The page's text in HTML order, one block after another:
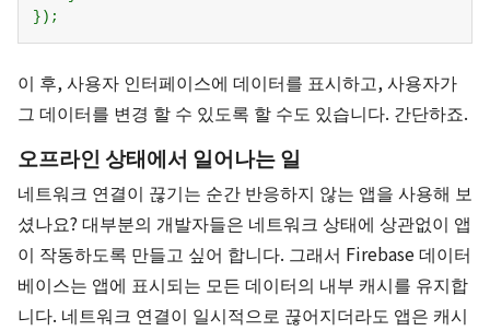
이 후, 사용자 인터페이스에 데이터를 표시하고, 사용자가
그 데이터를 변경 할 수 있도록 할 수도 있습니다. 간단하죠.
오프라인 상태에서 일어나는 일
네트워크 연결이 끊기는 순간 반응하지 않는 앱을 사용해 보
셨나요? 대부분의 개발자들은 네트워크 상태에 상관없이 앱
이 작동하도록 만들고 싶어 합니다. 그래서 Firebase 데이터
베이스는 앱에 표시되는 모든 데이터의 내부 캐시를 유지합
니다. 네트워크 연결이 일시적으로 끊어지더라도 앱은 캐시